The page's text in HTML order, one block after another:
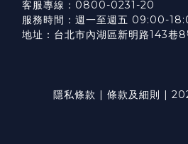
客服專線：0800-0231-20
服務時間：週一至週五 09:00-
地址：台北市內湖區新明路143巷8
隱私條款 | 條款及細則 |